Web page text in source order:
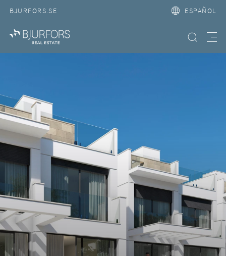
BJURFORS.SE ESPAÑOL
Búsqueda